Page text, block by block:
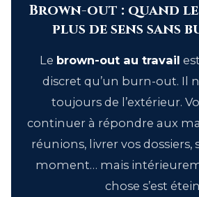
Brown-out : quand
plus de sens sans
Le brown-out au travail
discret qu’un burn-out. Il
toujours de l’extérieur.
continuer à répondre aux
réunions, livrer vos dossiers,
moment… mais
chose s’est